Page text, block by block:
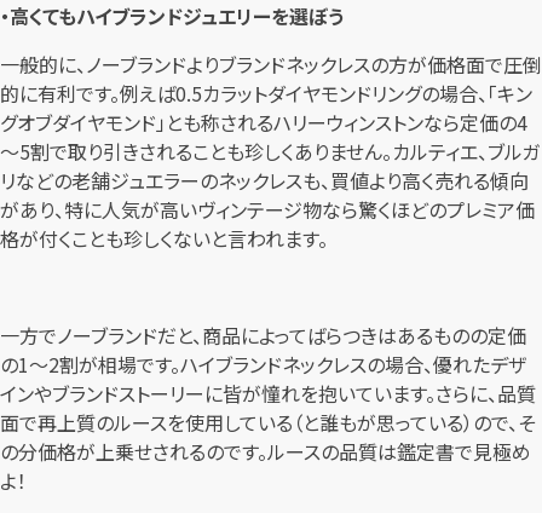
・高くてもハイブランドジュエリーを選ぼう
一般的に、ノーブランドよりブランドネックレスの方が価格面で圧倒
的に有利です。例えば0.5カラットダイヤモンドリングの場合、「キン
グオブダイヤモンド」とも称されるハリーウィンストンなら定価の4
～5割で取り引きされることも珍しくありません。カルティエ、ブルガ
リなどの老舗ジュエラーのネックレスも、買値より高く売れる傾向
があり、特に人気が高いヴィンテージ物なら驚くほどのプレミア価
格が付くことも珍しくないと言われます。
一方でノーブランドだと、商品によってばらつきはあるものの定価
の1～2割が相場です。ハイブランドネックレスの場合、優れたデザ
インやブランドストーリーに皆が憧れを抱いています。さらに、品質
面で再上質のルースを使用している（と誰もが思っている）ので、そ
の分価格が上乗せされるのです。ルースの品質は鑑定書で見極め
よ！